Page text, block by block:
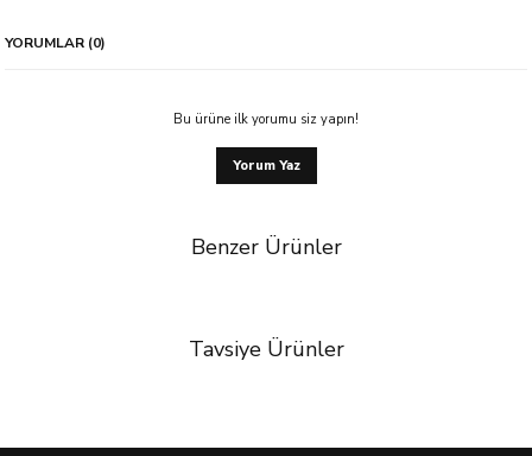
YORUMLAR (0)
Bu ürüne ilk yorumu siz yapın!
Yorum Yaz
Benzer Ürünler
Tavsiye Ürünler